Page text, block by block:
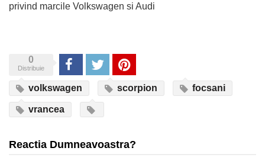
privind marcile Volkswagen si Audi
0
Distribuie Share Tweet Pinterest
volkswagen scorpion focsani
vrancea
Reactia Dumneavoastra?